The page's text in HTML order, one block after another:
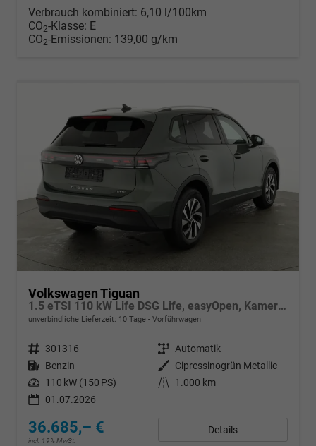
Verbrauch kombiniert: 6,10 l/100km
CO2-Klasse: E
CO2-Emissionen: 139,00 g/km
Volkswagen Tiguan
1.5 eTSI 110 kW Life DSG Life, easyOpen, Kamera, LED-Plus, Winterpaket
unverbindliche Lieferzeit: 10 Tage Vorführwagen
Fahrzeugnr. 301316 Getriebe Automatik
Kraftstoff Benzin Außenfarbe
Cipressinogrün Metallic
Leistung 110 kW (150 PS) Kilometerstand
1.000 km
01.07.2026
36.685,– €
incl. 19% MwSt.
Details